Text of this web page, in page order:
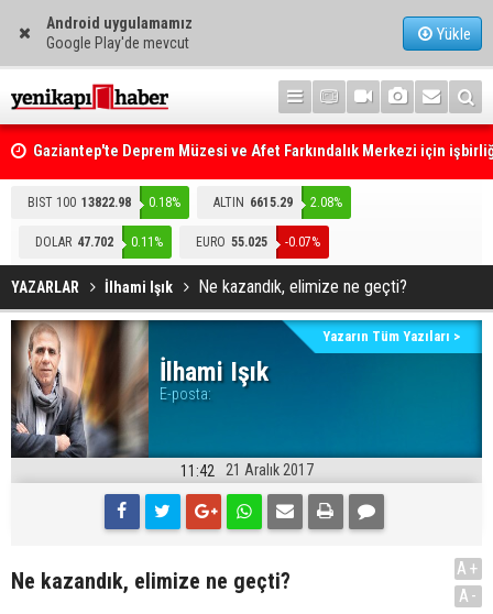
Android uygulamamız
Google Play'de mevcut
Yükle
Gaziantep'te Deprem Müzesi ve Afet Farkındalık Merkezi için
protokolü imzalandı
Resmi Gazete'de Bugün
BIST 100 13822.98 0.18% ALTIN 6615.29 2.08%
DOLAR 47.702 0.11% EURO 55.025 -0.07%
YAZARLAR İlhami Işık Ne kazandık, elimize ne geçti?
İlhami Işık
E-posta:
Yazarın Tüm Yazıları >
11:42 21 Aralık 2017
Ne kazandık, elimize ne geçti?
A+
A-